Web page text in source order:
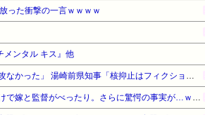
った衝撃の一言ｗｗｗｗ
メンタル キス』他
【対談で激突】石破前総理「ウクが核放棄しなければ露侵攻なかった」 湯崎前県知事「核抑止はフィクション」
【勘違い】バスケの役員飲み会に潜入したら、俺そっちのけで嫁と監督がべったり。さらに驚愕の事実が…ｗｗｗ